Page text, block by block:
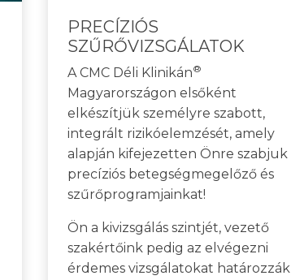
PRECÍZIÓS
SZŰRŐVIZSGÁLATOK
A CMC Déli Klinikán®
Magyarországon elsőként
elkészítjük személyre szabott,
integrált rizikóelemzését, amely
alapján kifejezetten Önre szabjuk
precíziós betegségmegelőző és
szűrőprogramjainkat!
Ön a kivizsgálás szintjét, vezető
szakértőink pedig az elvégezni
érdemes vizsgálatokat határozzák